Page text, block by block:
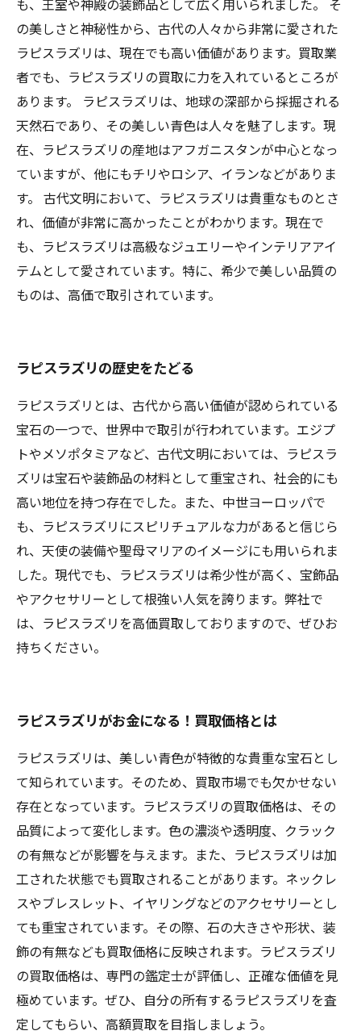
も、王室や神殿の装飾品として広く用いられました。 そ
の美しさと神秘性から、古代の人々から非常に愛された
ラピスラズリは、現在でも高い価値があります。買取業
者でも、ラピスラズリの買取に力を入れているところが
あります。 ラピスラズリは、地球の深部から採掘される
天然石であり、その美しい青色は人々を魅了します。現
在、ラピスラズリの産地はアフガニスタンが中心となっ
ていますが、他にもチリやロシア、イランなどがありま
す。 古代文明において、ラピスラズリは貴重なものとさ
れ、価値が非常に高かったことがわかります。現在で
も、ラピスラズリは高級なジュエリーやインテリアアイ
テムとして愛されています。特に、希少で美しい品質の
ものは、高価で取引されています。
ラピスラズリの歴史をたどる
ラピスラズリとは、古代から高い価値が認められている
宝石の一つで、世界中で取引が行われています。エジプ
トやメソポタミアなど、古代文明においては、ラピスラ
ズリは宝石や装飾品の材料として重宝され、社会的にも
高い地位を持つ存在でした。また、中世ヨーロッパで
も、ラピスラズリにスピリチュアルな力があると信じら
れ、天使の装備や聖母マリアのイメージにも用いられま
した。現代でも、ラピスラズリは希少性が高く、宝飾品
やアクセサリーとして根強い人気を誇ります。弊社で
は、ラピスラズリを高価買取しておりますので、ぜひお
持ちください。
ラピスラズリがお金になる！買取価格とは
ラピスラズリは、美しい青色が特徴的な貴重な宝石とし
て知られています。そのため、買取市場でも欠かせない
存在となっています。ラピスラズリの買取価格は、その
品質によって変化します。色の濃淡や透明度、クラック
の有無などが影響を与えます。また、ラピスラズリは加
工された状態でも買取されることがあります。ネックレ
スやブレスレット、イヤリングなどのアクセサリーとし
ても重宝されています。その際、石の大きさや形状、装
飾の有無なども買取価格に反映されます。ラピスラズリ
の買取価格は、専門の鑑定士が評価し、正確な価値を見
極めています。ぜひ、自分の所有するラピスラズリを査
定してもらい、高額買取を目指しましょう。